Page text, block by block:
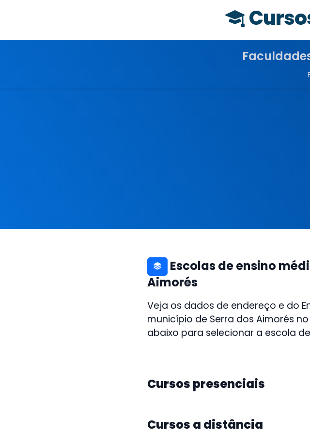
Escolas de ensino
Aimorés
Veja os dados de endereço e do
município de Serra dos Aimorés
abaixo para selecionar a escola
Cursos presenciais
Cursos a distância